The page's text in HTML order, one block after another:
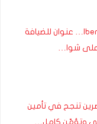
فندق Iberostar Royal El Mansour… عنوان للضيافة
على شوا…
تنجح في تأمين